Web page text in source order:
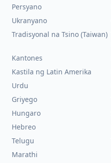
Persyano
Ukranyano
Tradisyonal na Tsino (Taiwan)
Kantones
Kastila ng Latin Amerika
Urdu
Griyego
Hungaro
Hebreo
Telugu
Marathi